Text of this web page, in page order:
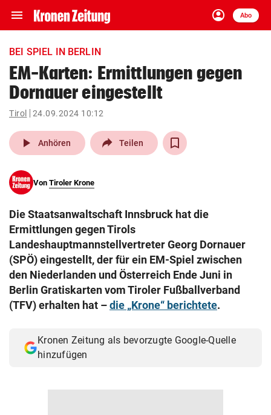
menu Navigation
ein-/ausklappen
account_circle
Anmelden
Abo
close Schließen
account_circle Anmelden
pin_drop
Wien arrow_right
search
eingeben
Muthgasse 2, 1190 Wien
BEI SPIEL IN BERLIN
EM-Karten: Ermittlungen gegen
Dornauer eingestellt
Tirol 24.09.2024 10:12
play_arrow Anhören Teilen
Von Tiroler Krone
Die Staatsanwaltschaft Innsbruck hat die
Ermittlungen gegen Tirols
Landeshauptmannstellvertreter Georg Dornauer
(SPÖ) eingestellt, der für ein EM-Spiel zwischen
den Niederlanden und Österreich Ende Juni in
Berlin Gratiskarten vom Tiroler Fußballverband
(TFV) erhalten hat –die „Krone“ berichtete.
Kronen Zeitung als bevorzugte Google-Quelle
hinzufügen